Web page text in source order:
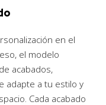
en el
el modelo
acabados,
adapte a tu estilo y
Cada acabado